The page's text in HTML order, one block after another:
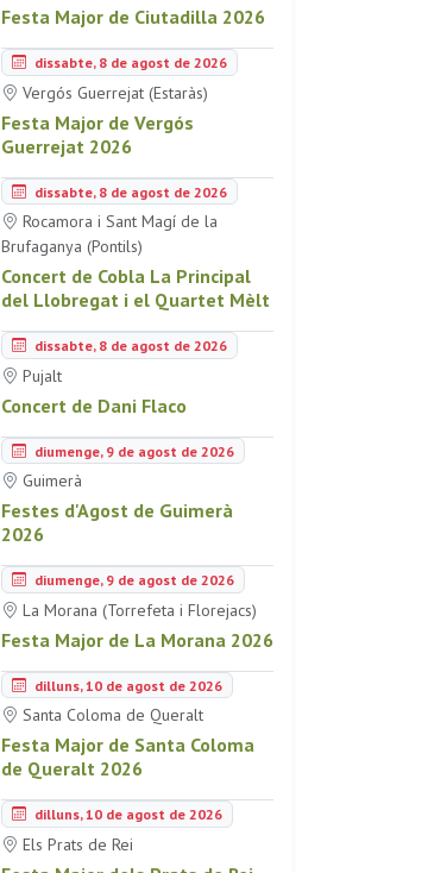
Festa Major de Ciutadilla 2026
dissabte, 8 de agost de 2026
Vergós Guerrejat (Estaràs)
Festa Major de Vergós
Guerrejat 2026
dissabte, 8 de agost de 2026
Rocamora i Sant Magí de la
Brufaganya (Pontils)
Concert de Cobla La Principal
del Llobregat i el Quartet Mèlt
dissabte, 8 de agost de 2026
Pujalt
Concert de Dani Flaco
diumenge, 9 de agost de 2026
Guimerà
Festes d'Agost de Guimerà
2026
diumenge, 9 de agost de 2026
La Morana (Torrefeta i Florejacs)
Festa Major de La Morana 2026
dilluns, 10 de agost de 2026
Santa Coloma de Queralt
Festa Major de Santa Coloma
de Queralt 2026
dilluns, 10 de agost de 2026
Els Prats de Rei